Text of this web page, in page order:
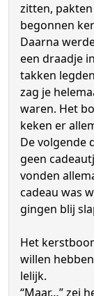
zitten,
begonnen
Daarna
een draadje
takken
zag je
waren. Het
keken er
De volgende
geen
vonden
cadeau was
gingen blij
Het
willen
lelijk.
“Maar…” zei